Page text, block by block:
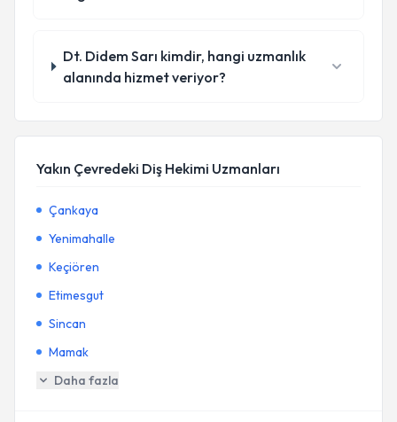
Dt. Didem Sarı kimdir, hangi uzmanlık
alanında hizmet veriyor?
Yakın Çevredeki Diş Hekimi Uzmanları
Çankaya
Yenimahalle
Keçiören
Etimesgut
Sincan
Mamak
Daha fazla